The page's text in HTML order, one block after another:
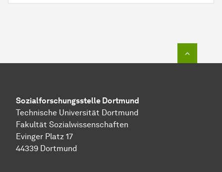
Sozial­forschungs­stelle Dortmund
Technische Universität Dortmund
Fakultät Sozialwissenschaften
Evinger Platz 17
44339 Dortmund